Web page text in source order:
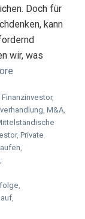
Doch für
kann
wir, was
Finanzinvestor,
, M&A,
, Private
,
,
,
,